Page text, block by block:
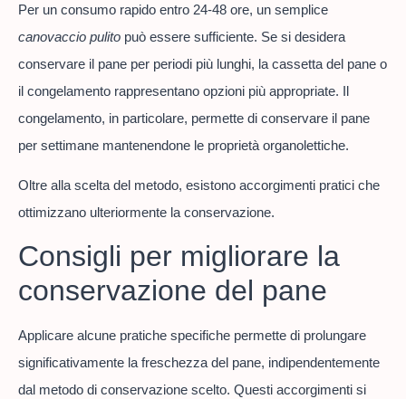
Per un consumo rapido entro 24-48 ore, un semplice
canovaccio pulito può essere sufficiente. Se si desidera
conservare il pane per periodi più lunghi, la cassetta del pane o
il congelamento rappresentano opzioni più appropriate. Il
congelamento, in particolare, permette di conservare il pane
per settimane mantenendone le proprietà organolettiche.
Oltre alla scelta del metodo, esistono accorgimenti pratici che
ottimizzano ulteriormente la conservazione.
Consigli per migliorare la
conservazione del pane
Applicare alcune pratiche specifiche permette di prolungare
significativamente la freschezza del pane, indipendentemente
dal metodo di conservazione scelto. Questi accorgimenti si